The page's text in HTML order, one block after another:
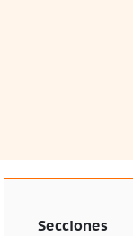
Secciones